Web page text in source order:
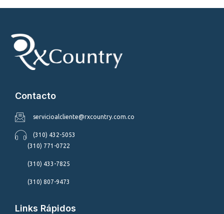
Contacto
servicioalcliente@rxcountry.com.co
(310) 432-5053
(310) 771-0722
(310) 433-7825
(310) 807-9473
Links Rápidos